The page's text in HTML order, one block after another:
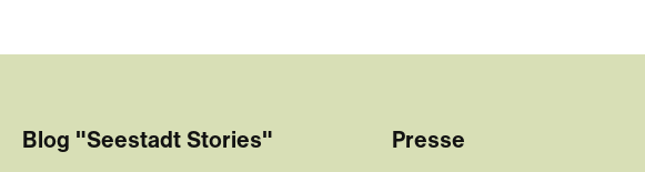
Blog "Seestadt Stories" Presse